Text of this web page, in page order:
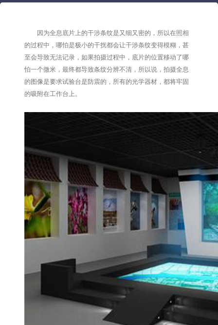
因为全息底片上的干涉条纹是又细又密的，所以在照相
的过程中，哪怕是极小的干扰都会让干涉条纹变得模糊，甚
至会导致无法记录，如果拍摄过程中，底片的位置移动了哪
怕一个微米，最终都导致条纹分辨不清，所以说，拍摄全息
的图像是要求试验台是防震的，所有的光学器材，都将牢固
的吸附在工作台上。